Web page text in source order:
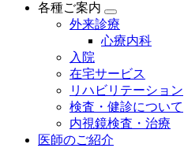
各種ご案内
外来診療
心療内科
入院
在宅サービス
リハビリテーション
検査・健診について
内視鏡検査・治療
医師のご紹介